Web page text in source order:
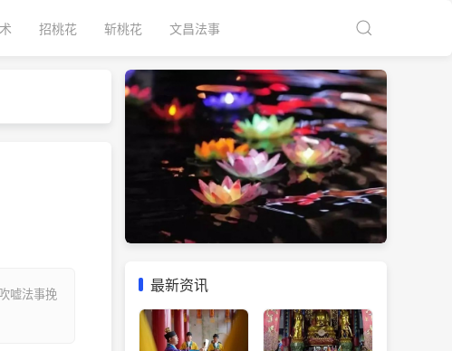
招桃花 斩桃花 文昌法事
嘘法事挽
最新资讯